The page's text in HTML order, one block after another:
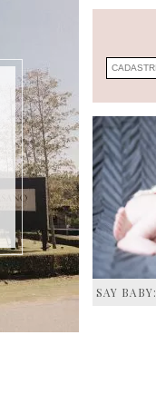
SAY